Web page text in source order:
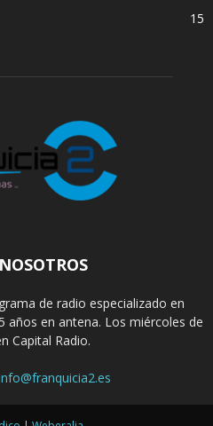
15
de radio especializado en
años en antena. Los miércoles de
Capital Radio.